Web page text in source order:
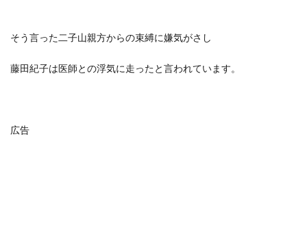
そう言った二子山親方からの束縛に嫌気がさし
藤田紀子は医師との浮気に走ったと言われています。
広告